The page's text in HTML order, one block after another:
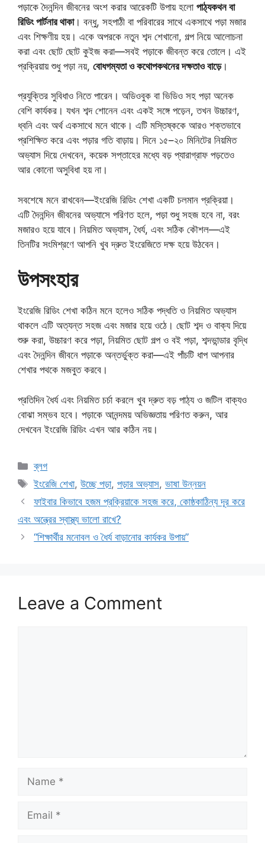
পড়াকে দৈনন্দিন জীবনের অংশ করার আরেকটি উপায় হলো পাঠ্যকথন বা
রিডিং পার্টনার থাকা। বন্ধু, সহপাঠী বা পরিবারের সাথে একসাথে পড়া মজার
এবং শিক্ষণীয় হয়। একে অপরকে নতুন শব্দ শেখানো, গল্প নিয়ে আলোচনা
করা এবং ছোট ছোট কুইজ করা—সবই পড়াকে জীবন্ত করে তোলে। এই
প্রক্রিয়ায় শুধু পড়া নয়, বোধগম্যতা ও কথোপকথনের দক্ষতাও বাড়ে।
প্রযুক্তির সুবিধাও নিতে পারেন। অডিওবুক বা ভিডিও সহ পড়া অনেক
বেশি কার্যকর। যখন শব্দ শোনেন এবং একই সঙ্গে পড়েন, তখন উচ্চারণ,
ধ্বনি এবং অর্থ একসাথে মনে থাকে। এটি মস্তিষ্ককে আরও শক্তভাবে
প্রশিক্ষিত করে এবং পড়ার গতি বাড়ায়। দিনে ১৫–২০ মিনিটের নিয়মিত
অভ্যাস দিয়ে দেখবেন, কয়েক সপ্তাহের মধ্যে বড় প্যারাগ্রাফ পড়তেও
আর কোনো অসুবিধা হয় না।
সবশেষে মনে রাখবেন—ইংরেজি রিডিং শেখা একটি চলমান প্রক্রিয়া।
এটি দৈনন্দিন জীবনের অভ্যাসে পরিণত হলে, পড়া শুধু সহজ হবে না, বরং
মজারও হয়ে যাবে। নিয়মিত অভ্যাস, ধৈর্য, এবং সঠিক কৌশল—এই
তিনটির সংমিশ্রণে আপনি খুব দ্রুত ইংরেজিতে দক্ষ হয়ে উঠবেন।
উপসংহার
ইংরেজি রিডিং শেখা কঠিন মনে হলেও সঠিক পদ্ধতি ও নিয়মিত অভ্যাস
থাকলে এটি অত্যন্ত সহজ এবং মজার হয়ে ওঠে। ছোট শব্দ ও বাক্য দিয়ে
শুরু করা, উচ্চারণ করে পড়া, নিয়মিত ছোট গল্প ও বই পড়া, শব্দভান্ডার বৃদ্ধি
এবং দৈনন্দিন জীবনে পড়াকে অন্তর্ভুক্ত করা—এই পাঁচটি ধাপ আপনার
শেখার পথকে মজবুত করবে।
প্রতিদিন ধৈর্য এবং নিয়মিত চর্চা করলে খুব দ্রুত বড় পাঠ্য ও জটিল বাক্যও
বোঝা সম্ভব হবে। পড়াকে আনন্দময় অভিজ্ঞতায় পরিণত করুন, আর
দেখবেন ইংরেজি রিডিং এখন আর কঠিন নয়।
Categories
ব্লগ
Tags
ইংরেজি শেখা,উচ্ছে পড়া,পড়ার অভ্যাস,ভাষা উন্নয়ন
ফাইবার কিভাবে হজম প্রক্রিয়াকে সহজ করে, কোষ্ঠকাঠিন্য দূর করে
এবং অন্ত্রের স্বাস্থ্য ভালো রাখে?
“শিক্ষার্থীর মনোবল ও ধৈর্য বাড়ানোর কার্যকর উপায়”
Leave a Comment